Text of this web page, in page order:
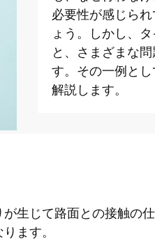
必要性が感じら
ょう。しかし、
と、さまざまな
す。その一例と
解説します。
生じて路面との接触の
ます。